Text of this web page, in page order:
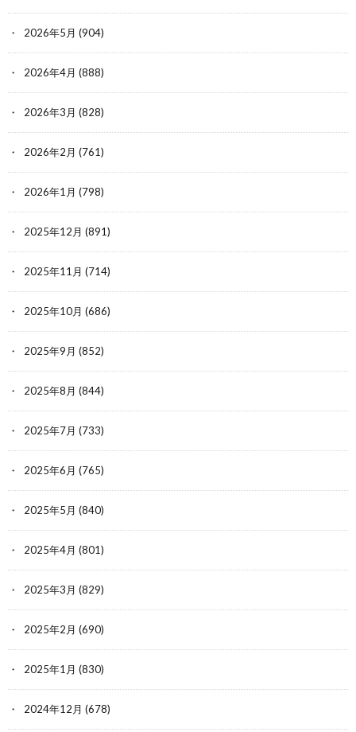
2026年5月 (904)
2026年4月 (888)
2026年3月 (828)
2026年2月 (761)
2026年1月 (798)
2025年12月 (891)
2025年11月 (714)
2025年10月 (686)
2025年9月 (852)
2025年8月 (844)
2025年7月 (733)
2025年6月 (765)
2025年5月 (840)
2025年4月 (801)
2025年3月 (829)
2025年2月 (690)
2025年1月 (830)
2024年12月 (678)